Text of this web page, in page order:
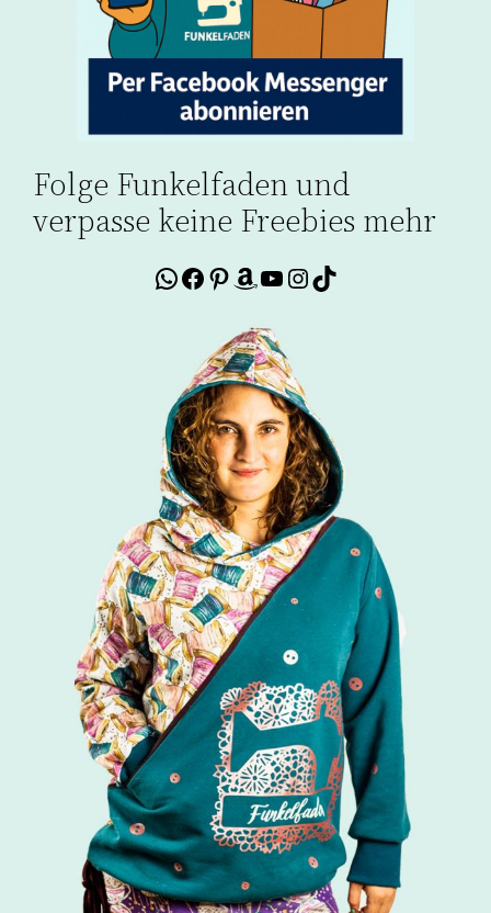
Folge Funkelfaden und
verpasse keine Freebies mehr
WhatsApp
Facebook
Pinterest
Amazon
YouTube
Instagram
TikTok